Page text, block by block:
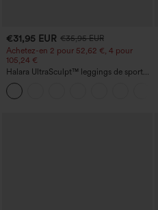
€31,95 EUR €35,95 EUR
Achetez-en 2 pour 52,62 €, 4 pour
105,24 €
Halara UltraSculpt™ leggings de sport
taille haute sculptants — rehaussement
fessier, maintien du ventre, avec poche